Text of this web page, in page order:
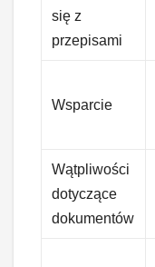
się z
przepisami
Wsparcie
Wątpliwości
dotyczące
dokumentów